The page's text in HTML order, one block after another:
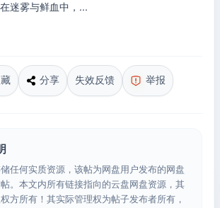
迷雾与鲜血中，...
分享 失效反馈 举报
任何实质资源，该帖为网盘用户发布的网盘
。本文内所有链接指向的云盘网盘资源，其
方所有！其实际管理权为帖子发布者所有，